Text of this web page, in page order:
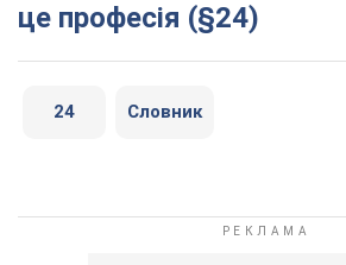
це професія (§24)
24 Словник